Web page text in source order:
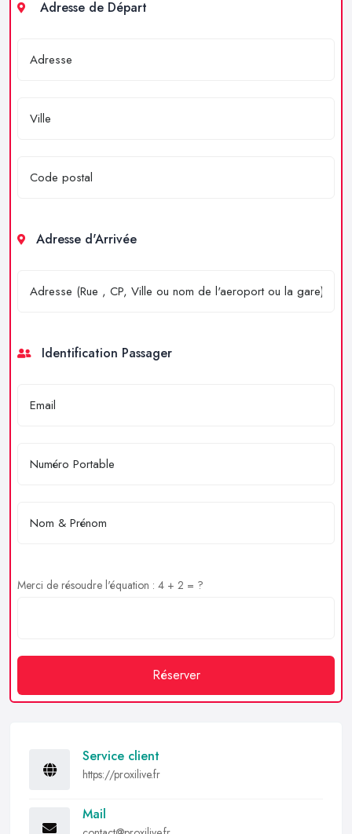
Adresse de Départ
Adresse d'Arrivée
Identification Passager
Merci de résoudre l'équation : 4 + 2 = ?
Réserver
Service client
https://proxilive.fr
Mail